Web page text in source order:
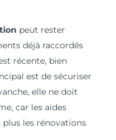
peut rester
déjà raccordés
récente, bien
est de sécuriser
elle ne doit
car les aides
les rénovations